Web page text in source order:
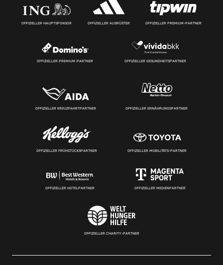
OFFIZIELLER HAUPTSPONSOR OFFIZIELLER AUSRÜSTER OFFIZIELLER PREMIUM-PARTNER
OFFIZIELLER PREMIUM-PARTNER OFFIZIELLER GESUNDHEITSPARTNER
OFFIZIELLER KREUZFAHRTPARTNER OFFIZIELLER ERNÄHRUNGSPARTNER
OFFIZIELLER FRÜHSTÜCKSPARTNER OFFIZIELLER MOBILITÄTS-PARTNER
OFFIZIELLER HOTELPARTNER OFFIZIELLER MEDIENPARTNER
OFFIZIELLER CHARITY-PARTNER